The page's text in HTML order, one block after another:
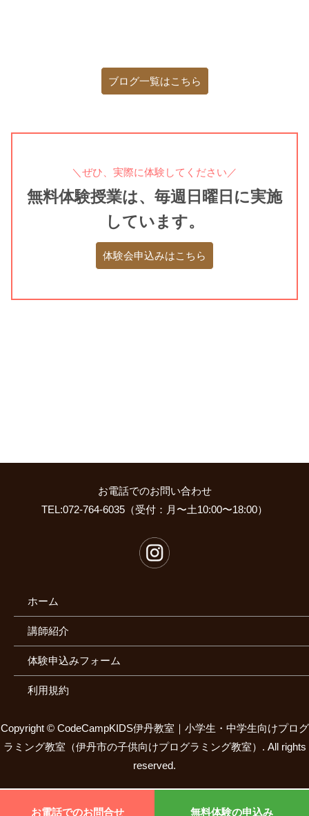
ブログ一覧はこちら
＼ぜひ、実際に体験してください／
無料体験授業は、毎週日曜日に実施
しています。
体験会申込みはこちら
お電話でのお問い合わせ
TEL:072-764-6035（受付：月〜土10:00〜18:00）
ホーム
講師紹介
体験申込みフォーム
利用規約
Copyright © CodeCampKIDS伊丹教室｜小学生・中学生向けプログ
ラミング教室（伊丹市の子供向けプログラミング教室）. All rights
reserved.
お電話でのお問合せ 無料体験の申込み